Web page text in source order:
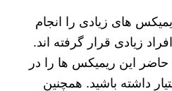
های زیادی را انجام
زیادی قرار گرفته اند.
حاضر این ریمیکس ها را در
داشته باشید. همچنین